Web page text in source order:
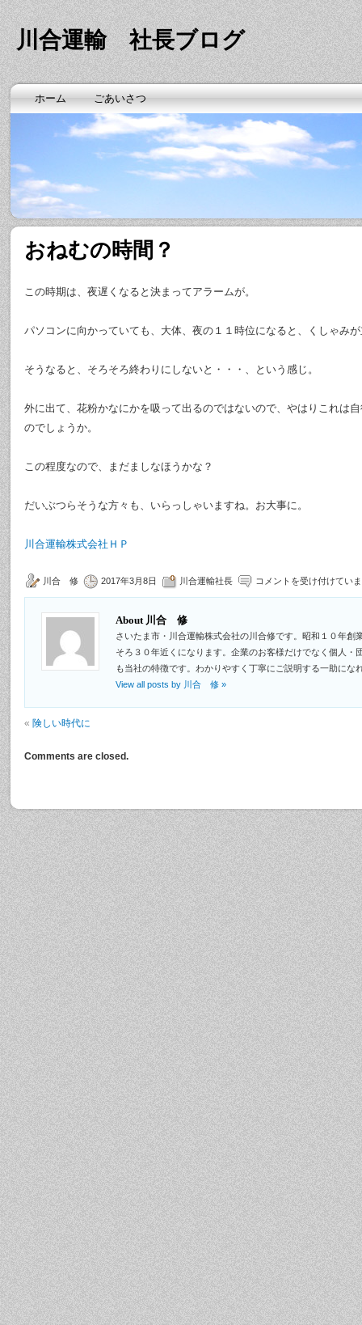
川合運輸 社長ブログ
ホーム ごあいさつ
おねむの時間？
この時期は、夜遅くなると決まってアラームが。
パソコンに向かっていても、大体、夜の１１時位になると、くしゃみ
そうなると、そろそろ終わりにしないと・・・、という感じ。
外に出て、花粉かなにかを吸って出るのではないので、やはりこれは
のでしょうか。
この程度なので、まだましなほうかな？
だいぶつらそうな方々も、いらっしゃいますね。お大事に。
川合運輸株式会社ＨＰ
川合 修 2017年3月8日 川合運輸社長 コメントを受け付けてい
About 川合 修
さいたま市・川合運輸株式会社の川合修です。昭和１０年創
そろ３０年近くになります。企業のお客様だけでなく個人・
も当社の特徴です。わかりやすく丁寧にご説明する一助にな
View all posts by 川合 修 »
« 険しい時代に
Comments are closed.